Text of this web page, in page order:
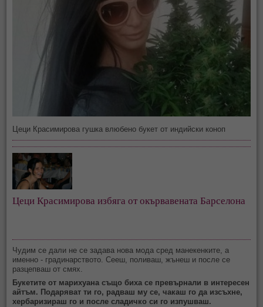
Цеци Красимирова гушка влюбено букет от индийски коноп
Цеци Красимирова избяга от окървавената Барселона
Чудим се дали не се задава нова мода сред манекенките, а
именно - градинарството. Сееш, поливаш, жънеш и после се
разцепваш от смях.
Букетите от марихуана също биха се превърнали в интересен
айтъм. Подаряват ти го, радваш му се, чакаш го да изсъхне,
хербаризираш го и после сладичко си го изпушваш.